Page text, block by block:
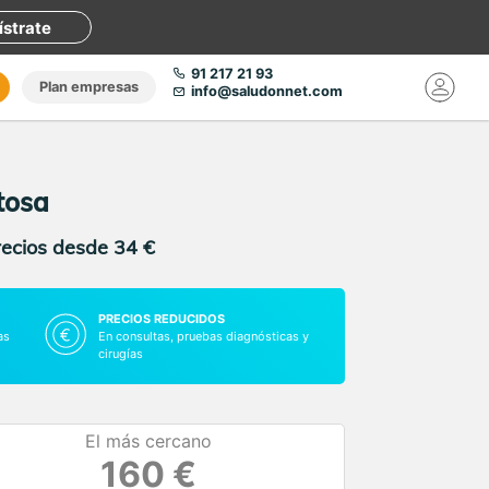
Plan empresas
91 217 21 93
info@saludonnet.com
desde 34 €
PRECIOS REDUCIDOS
En consultas, pruebas diagnósticas y
cirugías
El más cercano
160 €